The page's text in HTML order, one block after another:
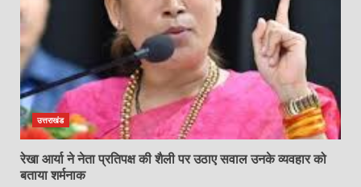
उत्तराखंड
रेखा आर्या ने नेता प्रतिपक्ष की शैली पर उठाए सवाल उनके व्यवहार को
बताया शर्मनाक